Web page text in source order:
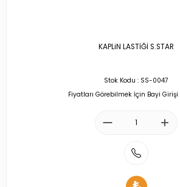
KAPLiN LASTİĞİ S.STAR
Stok Kodu : SS-0047
Fiyatları Görebilmek İçin Bayi Girişi